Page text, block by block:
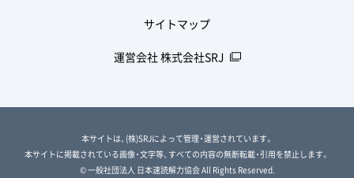
サイトマップ
運営会社 株式会社SRJ
本サイトは、(株)SRJによって管理・運営されています。
本サイトに掲載されている画像・文字等、すべての内容の無断転載・引用を禁止します。
© 一般社団法人 日本速読解力協会 All Rights Reserved.